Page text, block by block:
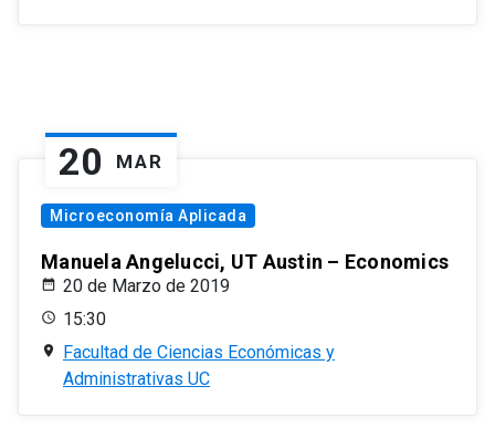
20 MAR
Microeconomía Aplicada
Manuela Angelucci, UT Austin – Economics
20 de Marzo de 2019
15:30
Facultad de Ciencias Económicas y
Administrativas UC